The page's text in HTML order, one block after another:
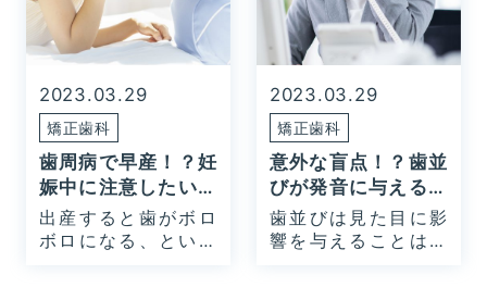
2023.03.29
矯正歯科
歯周病で早産！？妊
娠中に注意したいお
口のリスク
出産すると歯がボロ
ボロになる、という
2023.03.29
矯正歯科
意外な盲点！？歯並
びが発音に与える悪
い影響
歯並びは見た目に影
響を与えることは、